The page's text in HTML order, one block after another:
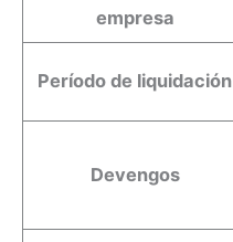
empresa
Período de liquidación
Devengos